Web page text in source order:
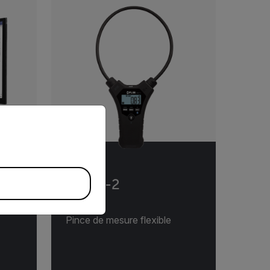
CM57-2
Pince de mesure flexible
version of our website.